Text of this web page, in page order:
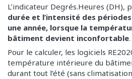
L’indicateur Degrés.Heures (DH),
durée et l’intensité des
une année, lorsque la
bâtiment devient inconfortable.
Pour le calculer, les logiciels
température intérieure du
durant tout l’été (sans